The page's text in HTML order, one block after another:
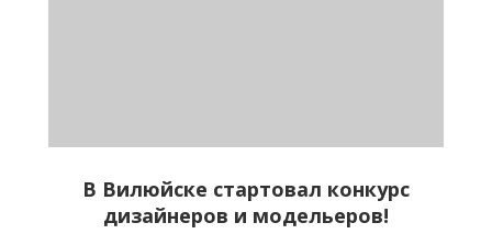
В Вилюйске стартовал конкурс
дизайнеров и модельеров!